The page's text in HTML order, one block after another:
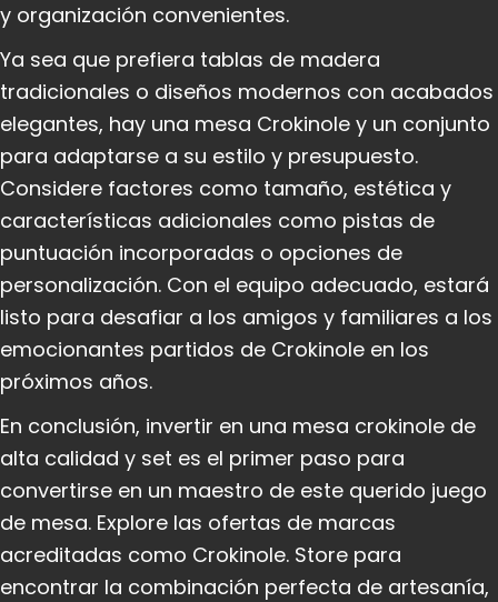
y organización convenientes.
Ya sea que prefiera tablas de madera
tradicionales o diseños modernos con acabados
elegantes, hay una mesa Crokinole y un conjunto
para adaptarse a su estilo y presupuesto.
Considere factores como tamaño, estética y
características adicionales como pistas de
puntuación incorporadas o opciones de
personalización. Con el equipo adecuado, estará
listo para desafiar a los amigos y familiares a los
emocionantes partidos de Crokinole en los
próximos años.
En conclusión, invertir en una mesa crokinole de
alta calidad y set es el primer paso para
convertirse en un maestro de este querido juego
de mesa. Explore las ofertas de marcas
acreditadas como Crokinole. Store para
encontrar la combinación perfecta de artesanía,